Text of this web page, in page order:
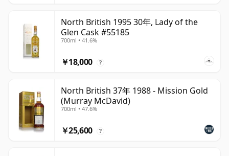
North British 1995 30年, Lady of the
Glen Cask #55185
700ml • 41.6%
￥18,000 ?
North British 37年 1988 - Mission Gold
(Murray McDavid)
700ml • 47.6%
￥25,600 ?